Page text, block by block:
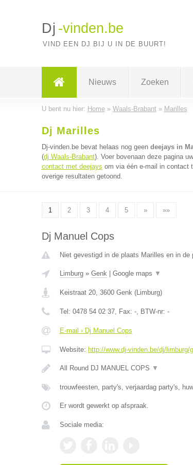
Dj -vinden.be
VIND EEN DJ BIJ U IN DE BUURT!
Nieuws Zoeken
U bent nu hier: Home» Waals-Brabant» Marilles
Dj Marilles
Dj-vinden.be bevat helaas nog geen deejays in
(dj Waals-Brabant). Voer bovenaan deze pagina
contact met deejays om via één e-mail in contact
overige resultaten getoond.
1 2 3 4 5 » »»
Dj Manuel Cops
Niet gevestigd in de plaats Marilles en in de
Limburg» Genk| Google maps ▼
Keistraat 20, 3600 Genk(Limburg)
Tel: 0478 54 02 37, Fax: -, BTW-nr: -
E-mail › Dj Manuel Cops
Website: http://www.dj-vinden.be/dj/limburg/
All Round DJ MANUEL COPS ▼
trouwfeesten, party's, verjaardag party's,
Er wordt gewerkt op afspraak.
Sociale media: